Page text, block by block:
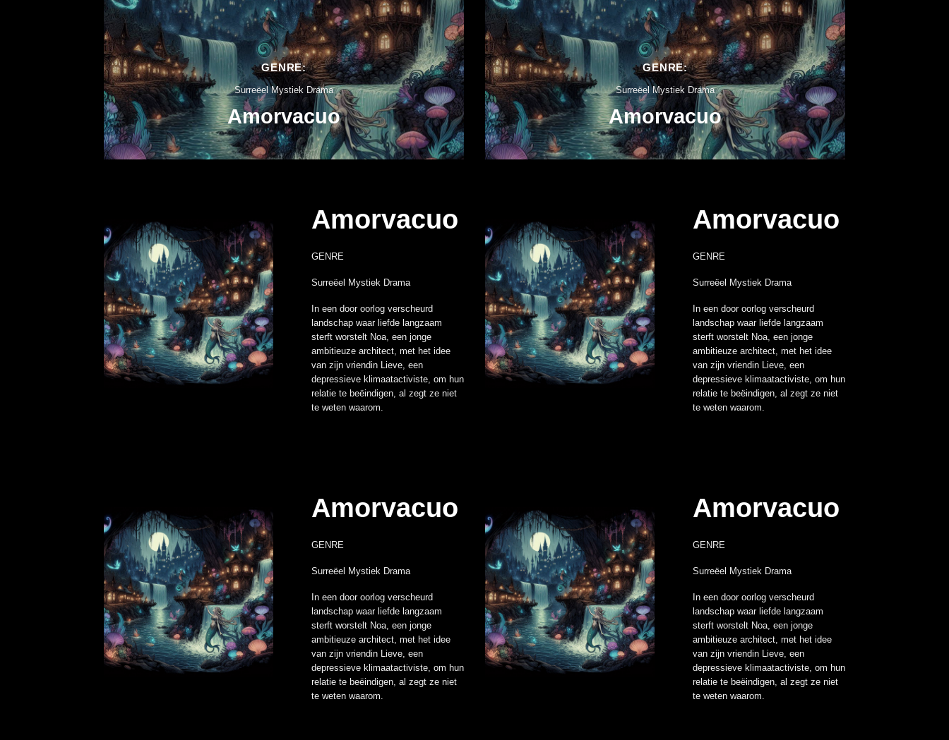
GENRE:
Surreëel Mystiek Drama
Amorvacuo
GENRE:
Surreëel Mystiek Drama
Amorvacuo
Amorvacuo
GENRE
Surreëel Mystiek Drama
In een door oorlog verscheurd
landschap waar liefde langzaam
sterft worstelt Noa, een jonge
ambitieuze architect, met het idee
van zijn vriendin Lieve, een
depressieve klimaatactiviste, om hun
relatie te beëindigen, al zegt ze niet
te weten waarom.
Amorvacuo
GENRE
Surreëel Mystiek Drama
In een door oorlog verscheurd
landschap waar liefde langzaam
sterft worstelt Noa, een jonge
ambitieuze architect, met het idee
van zijn vriendin Lieve, een
depressieve klimaatactiviste, om hun
relatie te beëindigen, al zegt ze niet
te weten waarom.
Amorvacuo
GENRE
Surreëel Mystiek Drama
In een door oorlog verscheurd
landschap waar liefde langzaam
sterft worstelt Noa, een jonge
ambitieuze architect, met het idee
van zijn vriendin Lieve, een
depressieve klimaatactiviste, om hun
relatie te beëindigen, al zegt ze niet
te weten waarom.
Amorvacuo
GENRE
Surreëel Mystiek Drama
In een door oorlog verscheurd
landschap waar liefde langzaam
sterft worstelt Noa, een jonge
ambitieuze architect, met het idee
van zijn vriendin Lieve, een
depressieve klimaatactiviste, om hun
relatie te beëindigen, al zegt ze niet
te weten waarom.